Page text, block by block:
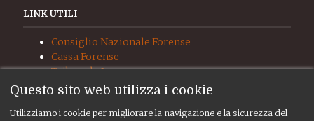
LINK UTILI
Consiglio Nazionale Forense
Cassa Forense
Tribunale Ivrea
Procura Ivrea
UNEP
Questo sito web utilizza i cookie
Utilizziamo i cookie per migliorare la navigazione e la sicurezza del